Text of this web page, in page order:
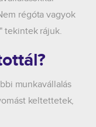
régóta vagyok
tekintek rájuk.
munkavállalás
keltettetek,